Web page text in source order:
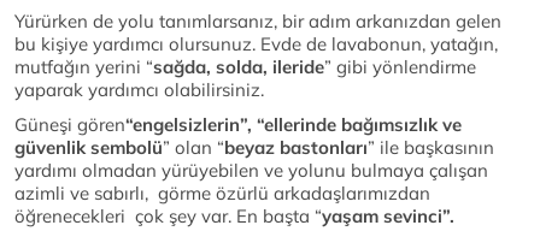
Yürürken de yolu tanımlarsanız, bir adım arkanızdan gelen
bu kişiye yardımcı olursunuz. Evde de lavabonun, yatağın,
mutfağın yerini “sağda, solda, ileride” gibi yönlendirme
yaparak yardımcı olabilirsiniz.
Güneşi gören“engelsizlerin”, “ellerinde bağımsızlık ve
güvenlik sembolü” olan “beyaz bastonları” ile başkasının
yardımı olmadan yürüyebilen ve yolunu bulmaya çalışan
azimli ve sabırlı, görme özürlü arkadaşlarımızdan
öğrenecekleri çok şey var. En başta “yaşam sevinci”.